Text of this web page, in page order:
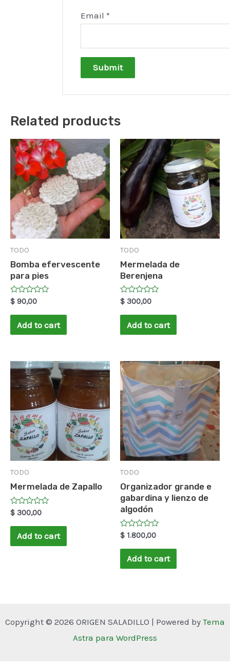
Email *
Related products
TODO
Bomba efervescente
para pies
Rated
0
out
$ 90,00
Add to cart
TODO
Mermelada de
Berenjena
Rated
0
out
$ 300,00
Add to cart
TODO
Mermelada de Zapallo
Rated
0
out
$ 300,00
Add to cart
TODO
Organizador grande e
gabardina y lienzo de
algodón
Rated
0
out
$ 1.800,00
Add to cart
Copyright © 2026 ORIGEN SALADILLO | Powered by Tema
Astra para WordPress